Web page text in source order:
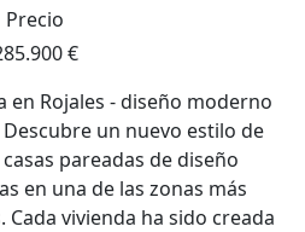
Precio
€
en Rojales - diseño moderno
un nuevo estilo de
pareadas de diseño
en una de las zonas más
Cada vivienda ha sido creada